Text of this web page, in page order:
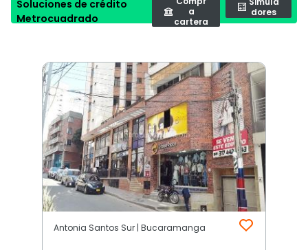
Soluciones de crédito
Metrocuadrado
a
cartera
dores
Antonia Santos Sur | Bucaramanga